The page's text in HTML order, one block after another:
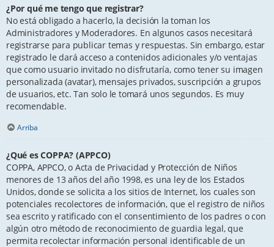
¿Por qué me tengo que registrar?
No está obligado a hacerlo, la decisión la toman los
Administradores y Moderadores. En algunos casos necesitará
registrarse para publicar temas y respuestas. Sin embargo, estar
registrado le dará acceso a contenidos adicionales y/o ventajas
que como usuario invitado no disfrutaría, como tener su imagen
personalizada (avatar), mensajes privados, suscripción a grupos
de usuarios, etc. Tan solo le tomará unos segundos. Es muy
recomendable.
Arriba
¿Qué es COPPA? (APPCO)
COPPA, APPCO, o Acta de Privacidad y Protección de Niños
menores de 13 años del año 1998, es una ley de los Estados
Unidos, donde se solicita a los sitios de Internet, los cuales son
potenciales recolectores de información, que el registro de niños
sea escrito y ratificado con el consentimiento de los padres o con
algún otro método de reconocimiento de guardia legal, que
permita recolectar información personal identificable de un